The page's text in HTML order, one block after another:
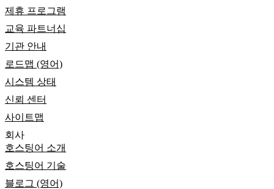
제휴 프로그램
교육 파트너십
기관 안내
로드맵 (영어)
시스템 상태
신뢰 센터
사이트맵
회사
호스팅어 소개
호스팅어 기술
블로그 (영어)